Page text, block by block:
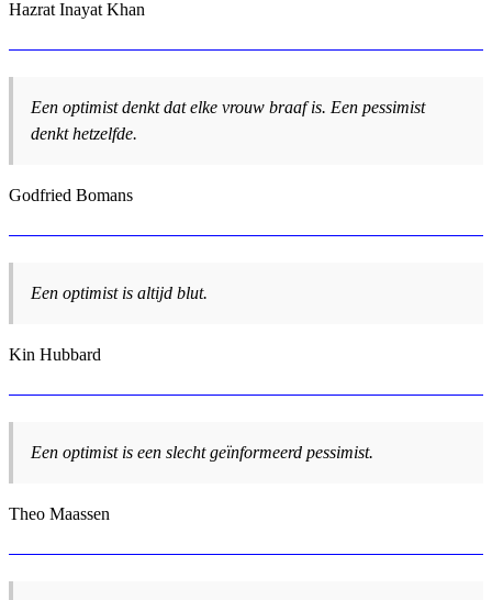
Hazrat Inayat Khan
Een optimist denkt dat elke vrouw braaf is. Een pessimist
denkt hetzelfde.
Godfried Bomans
Een optimist is altijd blut.
Kin Hubbard
Een optimist is een slecht geïnformeerd pessimist.
Theo Maassen